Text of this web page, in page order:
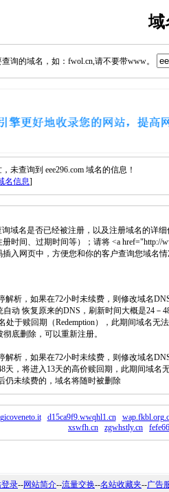
域
询的域名，如：fwol.cn,请不要带www。
未查询到 eee296.com 域名的信息！
名信息]
域名是否已经被注册，以及注册域名的详
时间、过期时间等）；请将 <a href="http://
插入网页中，方便您和你的客户查询您域名
解析，如果在72小时未续费，则修改域名
自动 恢复原来的DNS，刷新时间大概是24－
处于赎回期（Redemption），此期间域名无
底删除，可以重新注册。
解析，如果在72小时未续费，则修改域名
天，将进入13天的高价赎回期，此期间域名
仍未续费的，域名将随时被删除
d15ca9f9.wwqhl1.cn
xswfh.cn
zgwhstly.cn
录--网站简介--流量交换--名站收藏夹--广告